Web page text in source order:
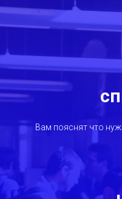
Вам пояснят что